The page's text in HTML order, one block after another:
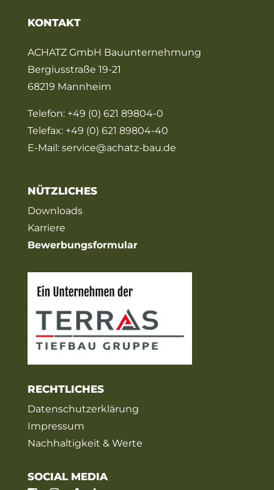
KONTAKT
ACHATZ GmbH Bauunternehmung
Bergiusstraße 19-21
68219 Mannheim
Telefon: +49 (0) 621 89804-0
Telefax: +49 (0) 621 89804-40
E-Mail: service@achatz-bau.de
NÜTZLICHES
Downloads
Karriere
Bewerbungsformular
RECHTLICHES
Datenschutzerklärung
Impressum
Nachhaltigkeit & Werte
SOCIAL MEDIA